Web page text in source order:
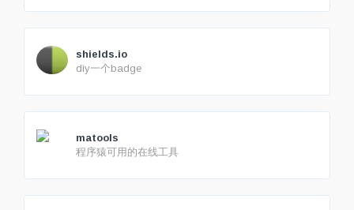
shields.io
diy一个badge
matools
程序猿可用的在线工具